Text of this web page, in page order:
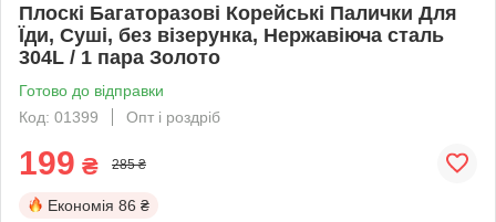
Плоскі Багаторазові Корейські Палички Для
Їди, Суші, без візерунка, Нержавіюча сталь
304L / 1 пара Золото
Готово до відправки
Код: 01399
Опт і роздріб
199 ₴ 285 ₴
Економія 86 ₴